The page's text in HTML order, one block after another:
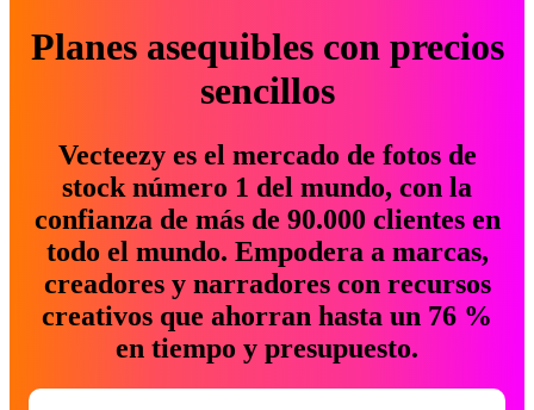
Planes asequibles con precios
sencillos
Vecteezy es el mercado de fotos de
stock número 1 del mundo, con la
confianza de más de 90.000 clientes en
todo el mundo. Empodera a marcas,
creadores y narradores con recursos
creativos que ahorran hasta un 76 %
en tiempo y presupuesto.